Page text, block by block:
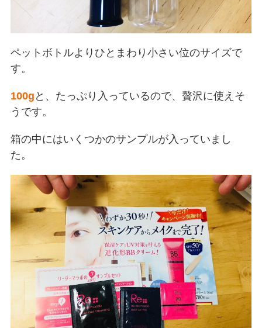
ペットボトルよりひとまわり小さい位のサイズで
す。
100g と、たっぷり入っているので、贅沢に使えそ
うです。
箱の中にはいくつかのサンプルが入っていまし
た。